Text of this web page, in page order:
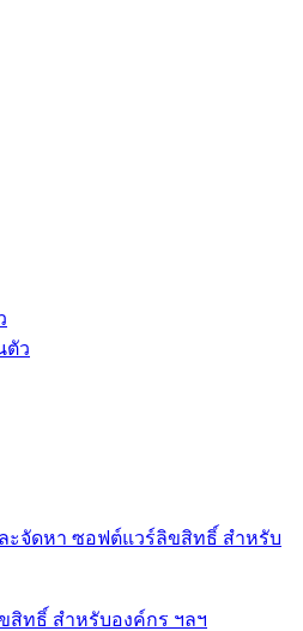
ตัว
สิทธิ์ สำหรับองค์กร ฯลฯ